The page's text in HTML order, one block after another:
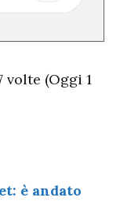
volte (Oggi 1
è andato